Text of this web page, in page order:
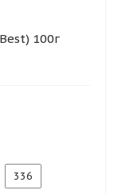
100г
336